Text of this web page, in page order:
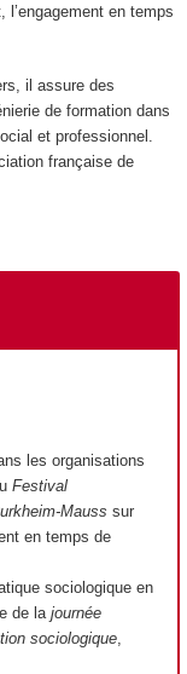
l’engagement en temps
il assure des
de formation dans
et professionnel.
française de
les organisations
Festival
Mauss sur
en temps de
sociologique en
de la journée
sociologique,